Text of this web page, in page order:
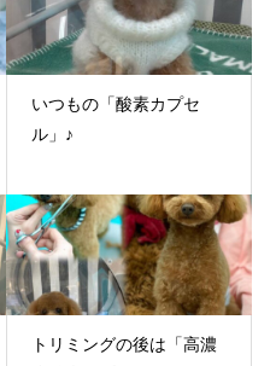
いつもの「酸素カプセ
ル」♪
トリミングの後は「高濃